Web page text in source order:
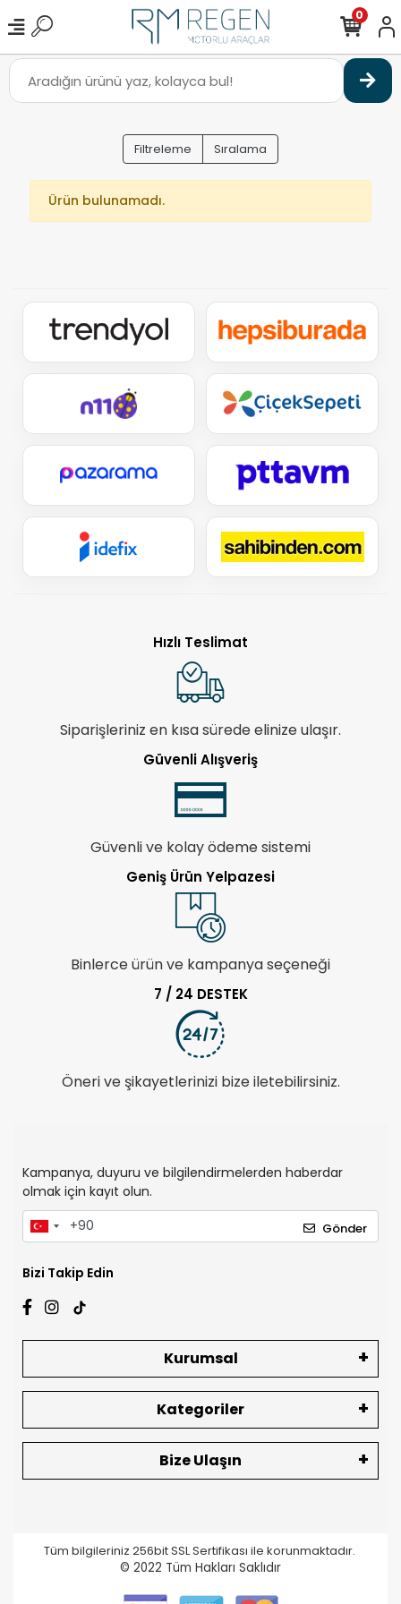
0
Filtreleme Sıralama
Ürün bulunamadı.
Hızlı Teslimat
Siparişleriniz en kısa sürede elinize ulaşır.
Güvenli Alışveriş
Güvenli ve kolay ödeme sistemi
Geniş Ürün Yelpazesi
Binlerce ürün ve kampanya seçeneği
7 / 24 DESTEK
Öneri ve şikayetlerinizi bize iletebilirsiniz.
Kampanya, duyuru ve bilgilendirmelerden haberdar
olmak için kayıt olun.
Gönder
Bizi Takip Edin
Kurumsal
Kategoriler
Bize Ulaşın
Tüm bilgileriniz 256bit SSL Sertifikası ile korunmaktadır.
© 2022 Tüm Hakları Saklıdır